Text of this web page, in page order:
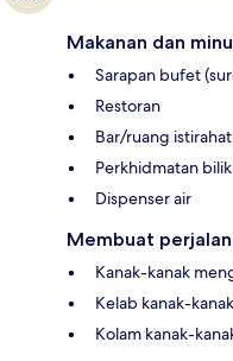
Makanan dan
Sarapan bufet
Restoran
Bar/ruang istirahat
Perkhidmatan
Dispenser air
Membuat
Kanak-kanak
Kelab kanak-
Kolam kanak-